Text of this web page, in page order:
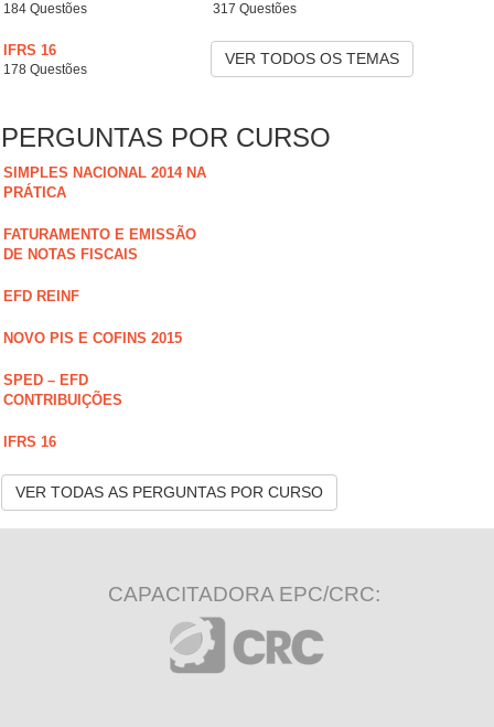
184 Questões 317 Questões
IFRS 16
178 Questões
VER TODOS OS TEMAS
PERGUNTAS POR CURSO
SIMPLES NACIONAL 2014 NA
PRÁTICA
FATURAMENTO E EMISSÃO
DE NOTAS FISCAIS
EFD REINF
NOVO PIS E COFINS 2015
SPED – EFD
CONTRIBUIÇÕES
IFRS 16
VER TODAS AS PERGUNTAS POR CURSO
CAPACITADORA EPC/CRC: